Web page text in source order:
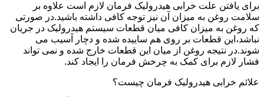
برای یافتن علت خرابی هیدرولیک فرمان لازم است علاوه بر
سلامت روغن به میزان آن نیز توجه کافی داشته باشید.در صورتی
که روغن به میزان کافی میان قطعات سیستم هیدرولیک در جریان
نباشد،این قطعات بر روی هم ساییده شده و دچار آسیب می
شوند.در نتیجه روغن از میان این قطعات خارج شده و نمی تواند
فشار لازم برای کمک به چرخش فرمان را ایجاد کند.
علائم خرابی هیدرولیک فرمان چیست؟